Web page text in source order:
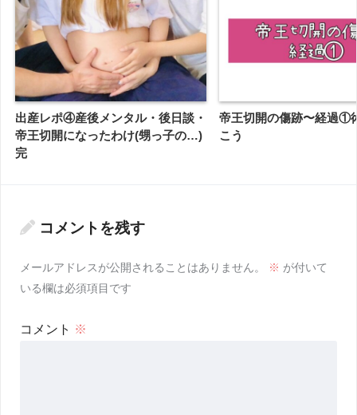
出産レポ④産後メンタル・後日談・
帝王切開になったわけ(甥っ子の…)
完
帝王切開の傷跡〜経過①
こう
コメントを残す
メールアドレスが公開されることはありません。 ※ が付いて
いる欄は必須項目です
コメント ※